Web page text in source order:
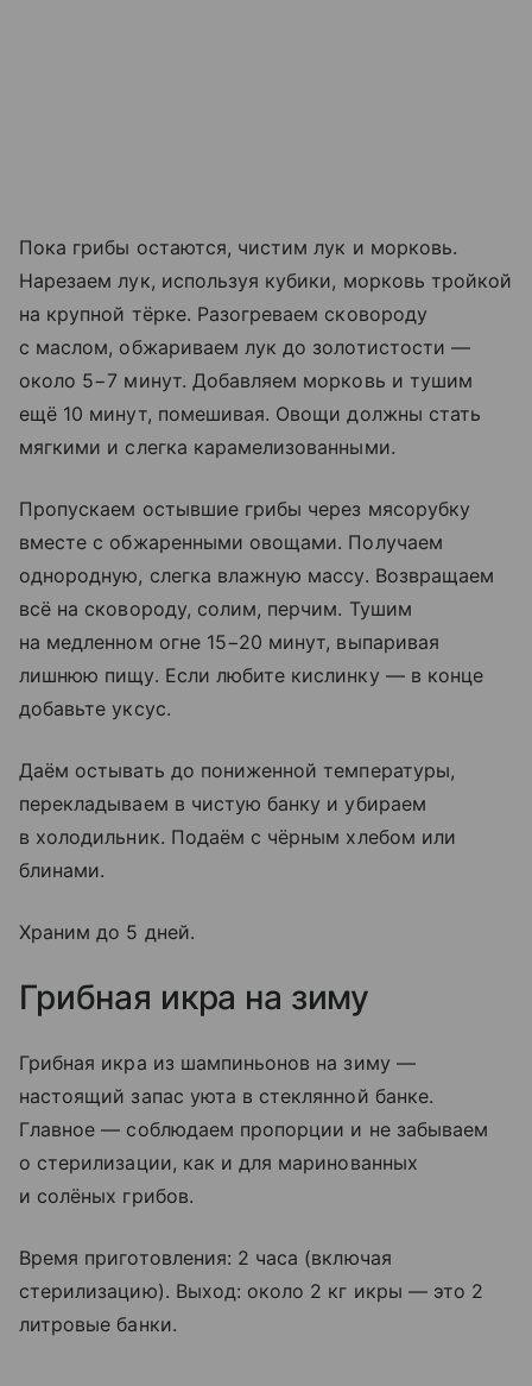
Пока грибы остаются, чистим лук и морковь.
Нарезаем лук, используя кубики, морковь тройкой
на крупной тёрке. Разогреваем сковороду
с маслом, обжариваем лук до золотистости —
около 5−7 минут. Добавляем морковь и тушим
ещё 10 минут, помешивая. Овощи должны стать
мягкими и слегка карамелизованными.
Пропускаем остывшие грибы через мясорубку
вместе с обжаренными овощами. Получаем
однородную, слегка влажную массу. Возвращаем
всё на сковороду, солим, перчим. Тушим
на медленном огне 15−20 минут, выпаривая
лишнюю пищу. Если любите кислинку — в конце
добавьте уксус.
Даём остывать до пониженной температуры,
перекладываем в чистую банку и убираем
в холодильник. Подаём с чёрным хлебом или
блинами.
Храним до 5 дней.
Грибная икра на зиму
Грибная икра из шампиньонов на зиму —
настоящий запас уюта в стеклянной банке.
Главное — соблюдаем пропорции и не забываем
о стерилизации, как и для маринованных
и солёных грибов.
Время приготовления: 2 часа (включая
стерилизацию). Выход: около 2 кг икры — это 2
литровые банки.